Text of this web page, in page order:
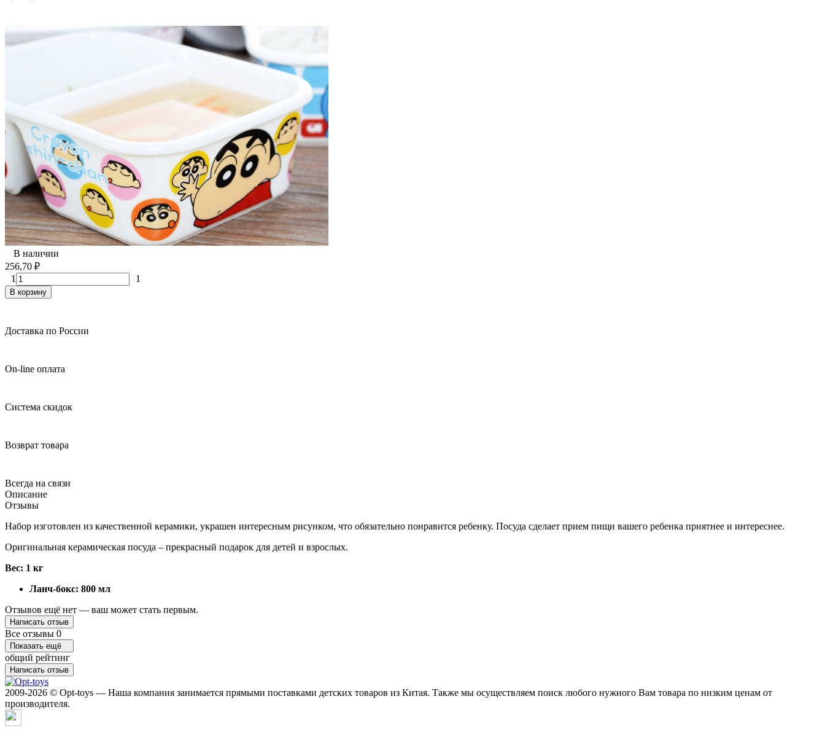
В наличии
256,70 ₽
1
1
В корзину
Доставка по России
On-line оплата
Система скидок
Возврат товара
Всегда на связи
Описание
Отзывы
Набор изготовлен из качественной керамики, украшен интересным рисунком, что обязательно понравится ребенку. Посуда сделает прием пищи вашего ребенка приятнее и интереснее.
Оригинальная керамическая посуда – прекрасный подарок для детей и взрослых.
Вес: 1 кг
Ланч-бокс: 800 мл
Отзывов ещё нет — ваш может стать первым.
Написать отзыв
Все отзывы 0
Показать ещё
общий рейтинг
Написать отзыв
2009-2026 © Opt-toys — Наша компания занимается прямыми поставками детских товаров из Китая. Также мы осуществляем поиск любого нужного Вам товара по низким ценам от
производителя.